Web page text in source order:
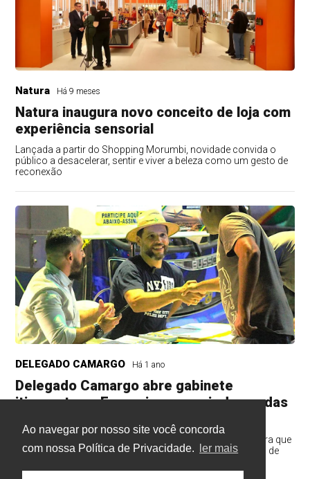
Ao navegar por nosso site você concorda
com nossa Política de Privacidade.
ler mais
Natura Há 9 meses
Natura inaugura novo conceito de loja com
experiência sensorial
Lançada a partir do Shopping Morumbi, novidade convida o
público a desacelerar, sentir e viver a beleza como um gesto de
reconexão
DELEGADO CAMARGO Há 1 ano
Delegado Camargo abre gabinete
itinerante na Expoari para ouvir demandas
O gabinete itinerante do deputado será um canal direto para que
a população possa apresentar reivindicações, sugestões de